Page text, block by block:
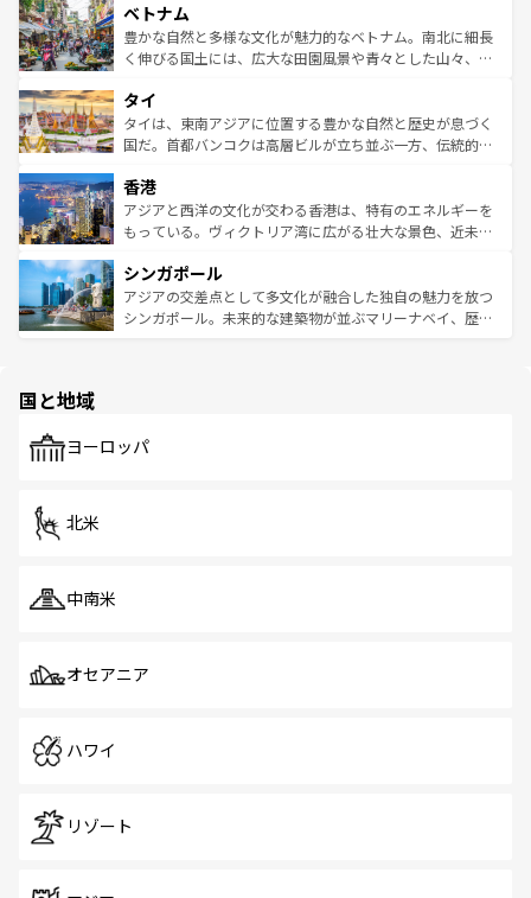
参照してほしい。
容にもいいと評判のスイーツなど、バラエティ豊かな料理
が味わえる。 なお、新着の台湾情報は コンテンツ一覧を参
照してほしい。
き、地方に足を延ばせば四季折々の自然美を楽しむことが
できる。そして、キムチや焼肉、絶品のストリートフード
まで、さまざまな韓国料理が待っている。夜には、韓国な
リティに包まれながら、韓国の多彩な魅力を心ゆくまで味
わってみてほしい。 なお、新着の韓国情報はコンテンツ一
覧を参照してほしい。
ベトナム
豊かな自然と多様な文化が魅力的なベトナム。南北に細長
く伸びる国土には、広大な田園風景や青々とした山々、世
急速な発展と共に伝統が息づく。ハノイの古い町並みやホ
ーチミン市のフランス統治時代の建物も、独特の雰囲気を
醸し出している。また、バラエティの豊かさとおいしさで
とつ。フォーやバインミー、ベトナムコーヒーなどは、ぜ
ひ現地で味わいたい。どの地域を訪れてもあたたかい人々
が旅行者を迎えてくれるので、きっと忘れられない旅にな
参照してほしい。
タイ
タイは、東南アジアに位置する豊かな自然と歴史が息づく
国だ。首都バンコクは高層ビルが立ち並ぶ一方、伝統的な
の活気が交差している。北部ではチェンマイなどの山岳地
帯で自然と触れ合い、南部ではプーケットやクラビの美し
いビーチでリゾート気分を楽しむことができる。タイ料理
激する。気候は一年中温暖で、どの季節にも異なる楽しみ
が待っている。親しみやすいタイの人々、仏教を中心とし
た文化、そして多様な観光資源が、訪れる旅人を魅了し続
香港
アジアと西洋の文化が交わる香港は、特有のエネルギーを
もっている。ヴィクトリア湾に広がる壮大な景色、近未来
み、どこを訪れても感動するはず。観光スポットが密集し
ており、効率よく見どころを回れるのも魅力。息をのむよ
うな絶景から文化的な体験まで、香港を存分に楽しみ尽く
シンガポール
アジアの交差点として多文化が融合した独自の魅力を放つ
シンガポール。未来的な建築物が並ぶマリーナベイ、歴史
で、ホーカーズは地元の風情を楽しめる外せないスポット
国と地域
ヨーロッパ
北米
中南米
オセアニア
ハワイ
リゾート